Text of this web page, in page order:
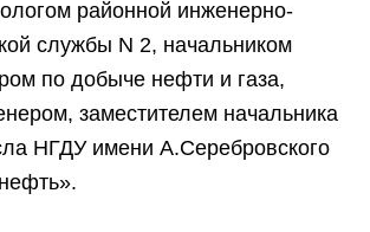
районной инженерно-
службы N 2, начальником
по добыче нефти и газа,
заместителем начальника
НГДУ имени А.Серебровского